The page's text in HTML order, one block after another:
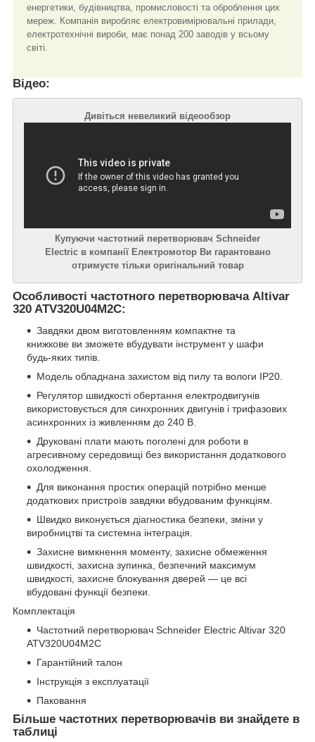
енергетики, будівництва, промисловості та оброблення цих
мереж. Компанія виробляє електровимірювальні прилади,
електротехнічні вироби, має понад 200 заводів у всьому
світі.
Відео:
Дивіться невеликий відеообзор
Купуючи частотний перетворювач Schneider
Electric в компанії Електромотор Ви гарантовано
отримуєте тільки оригінальний товар
Особливості частотного перетворювача Altivar
320 ATV320U04M2C:
Завдяки двом виготовленням компактне та
книжкове ви зможете вбудувати інструмент у шафи
будь-яких типів.
Модель обладнана захистом від пилу та вологи IP20.
Регулятор швидкості обертання електродвигунів
використовується для синхронних двигунів і трифазових
асинхронних із живленням до 240 В.
Друковані плати мають поголені для роботи в
агресивному середовищі без використання додаткового
охолодження.
Для виконання простих операцій потрібно менше
додаткових пристроїв завдяки вбудованим функціям.
Швидко виконується діагностика безпеки, зміни у
виробництві та системна інтеграція.
Захисне вимкнення моменту, захисне обмеження
швидкості, захисна зупинка, безпечний максимум
швидкості, захисне блокування дверей — це всі
вбудовані функції безпеки.
Комплектація
Частотний перетворювач Schneider Electric Altivar 320
ATV320U04M2C
Гарантійний талон
Інструкція з експлуатації
Паковання
Більше частотних перетворювачів ви знайдете в
таблиці